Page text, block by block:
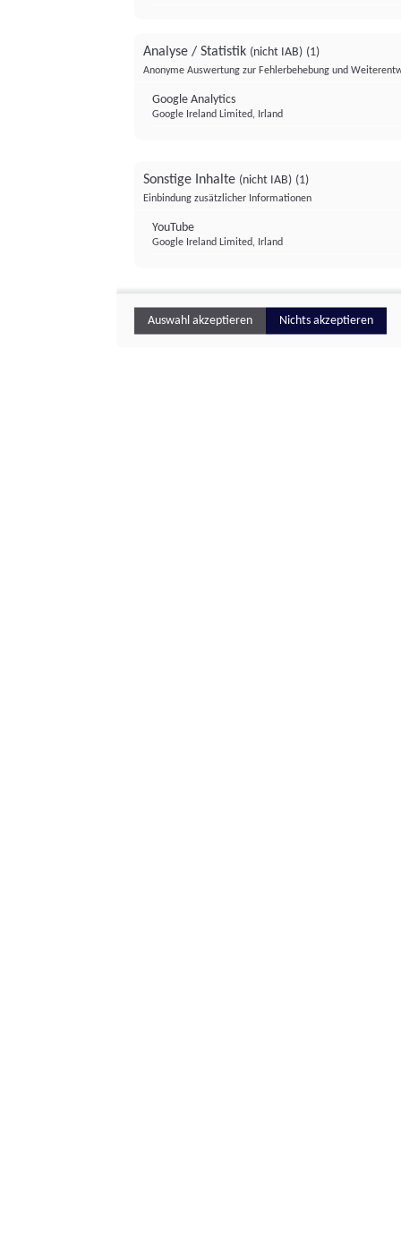
Analyse / Statistik (nicht IAB) (1)
Anonyme Auswertung zur Fehlerbehebung und
Google Analytics
Google Ireland Limited, Irland
Sonstige Inhalte (nicht IAB) (1)
Einbindung zusätzlicher Informationen
YouTube
Google Ireland Limited, Irland
Auswahl akzeptieren Nichts akzeptieren